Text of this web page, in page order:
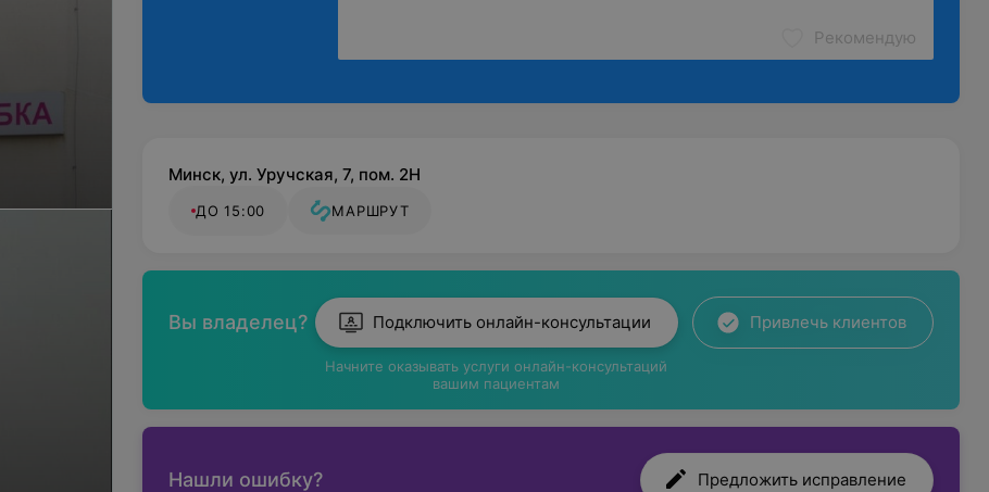
Рекомендую
Минск, ул. Уручская, 7, пом. 2Н
ДО 15:00 МАРШРУТ
Вы владелец? Подключить онлайн-консультации
Начните оказывать услуги онлайн-консультаций
вашим пациентам
Привлечь клиентов
Нашли ошибку? Предложить исправление